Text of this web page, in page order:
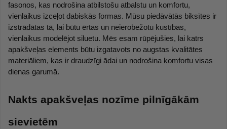
fasonos, kas nodrošina atbilstošu atbalstu un komfortu,
vienlaikus izceļot dabiskās formas. Mūsu piedāvātās biksītes ir
izstrādātas tā, lai būtu ērtas un neierobežotu kustības,
vienlaikus modelējot siluetu. Mēs esam rūpējušies, lai katrs
apakšveļas elements būtu izgatavots no augstas kvalitātes
materiāliem, kas ir draudzīgi ādai un nodrošina komfortu visas
dienas garumā.
Nakts apakšveļas nozīme pilnīgākām
sievietēm